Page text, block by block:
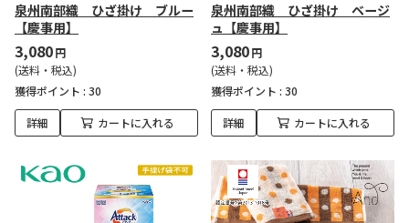
泉州南部織 ひざ掛け ブルー
【慶事用】
3,080円
(送料・税込)
獲得ポイント : 30
詳細 カートに入れる
泉州南部織 ひざ掛け ベージ
ュ【慶事用】
3,080円
(送料・税込)
獲得ポイント : 30
詳細 カートに入れる